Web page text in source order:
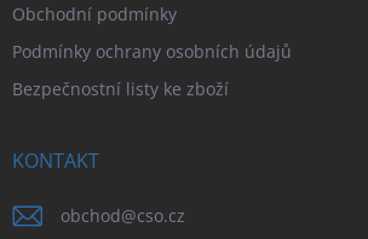
Obchodní podmínky
Podmínky ochrany osobních údajů
Bezpečnostní listy ke zboží
KONTAKT
obchod@cso.cz